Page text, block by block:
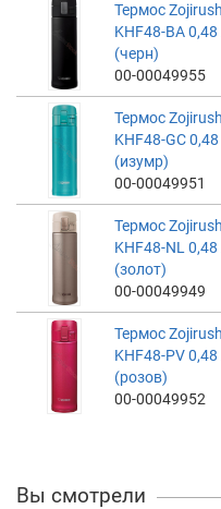
Термос
KHF48-BA 0,48
(черн)
00-00049955
Термос
KHF48-GC 0,48
(изумр)
00-00049951
Термос
KHF48-NL 0,48
(золот)
00-00049949
Термос
KHF48-PV 0,48
(розов)
00-00049952
Вы смотрели